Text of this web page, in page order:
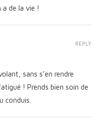
de la vie !
sans s’en rendre
! Prends bien soin de
conduis.
REPLY